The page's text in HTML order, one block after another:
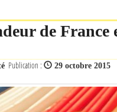
de France
Publication : 29 octobre 2015